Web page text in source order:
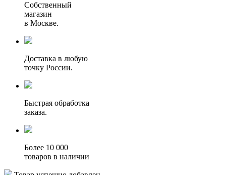
Собственный
магазин
в Москве.
Доставка в любую
точку России.
Быстрая обработка
заказа.
Более 10 000
товаров в наличии